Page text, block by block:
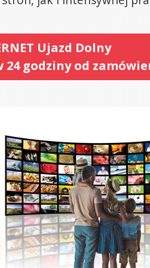
Ujazd Dolny
godziny od